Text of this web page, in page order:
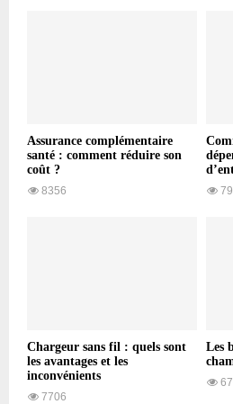
Assurance complémentaire
santé : comment réduire son
coût ?
8356
Chargeur sans fil : quels sont
les avantages et les
inconvénients
7706
Les